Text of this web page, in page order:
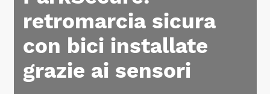
retromarcia sicura
con bici installate
grazie ai sensori